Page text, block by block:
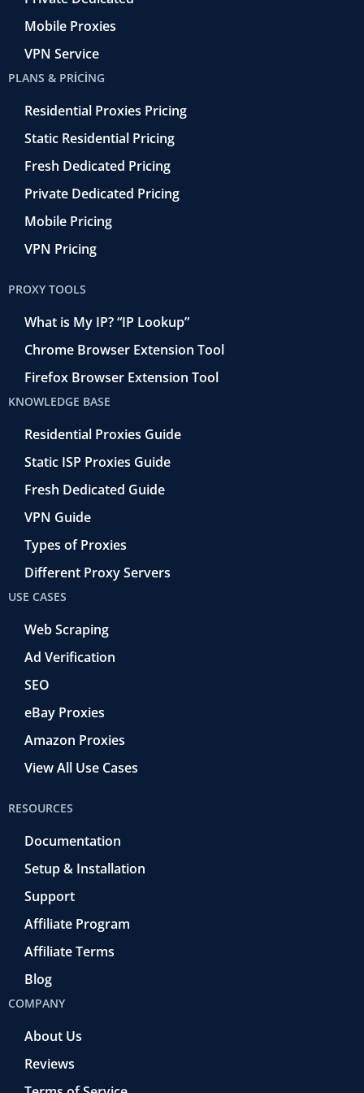
Mobile Proxies
VPN Service
PLANS & PRICING
Residential Proxies Pricing
Static Residential Pricing
Fresh Dedicated Pricing
Private Dedicated Pricing
Mobile Pricing
VPN Pricing
PROXY TOOLS
What is My IP? “IP Lookup”
Chrome Browser Extension Tool
Firefox Browser Extension Tool
KNOWLEDGE BASE
Residential Proxies Guide
Static ISP Proxies Guide
Fresh Dedicated Guide
VPN Guide
Types of Proxies
Different Proxy Servers
USE CASES
Web Scraping
Ad Verification
SEO
eBay Proxies
Amazon Proxies
View All Use Cases
RESOURCES
Documentation
Setup & Installation
Support
Affiliate Program
Affiliate Terms
Blog
COMPANY
About Us
Reviews